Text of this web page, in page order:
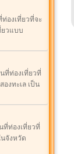
องเที่ยวที่จะ
ยวแบบ
ที่ท่องเที่ยวที่
องทะเล เป็น
ที่ท่องเที่ยวที่
จังหวัด